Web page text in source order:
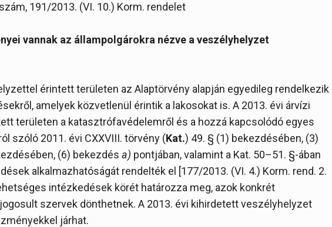
191/2013. (VI. 10.) Korm. rendelet
vannak az állampolgárokra nézve a veszélyhelyzet
érintett területen az Alaptörvény alapján egyedileg rendelkezik
amelyek közvetlenül érintik a lakosokat is. A 2013. évi árvízi
területen a katasztrófavédelemről és a hozzá kapcsolódó egyes
szóló 2011. évi CXXVIII. törvény (Kat.) 49. § (1) bekezdésében, (3)
(6) bekezdés a) pontjában, valamint a Kat. 50–51. §-ában
alkalmazhatóságát rendelték el [177/2013. (VI. 4.) Korm. rend. 2.
intézkedések körét határozza meg, azok konkrét
szervek dönthetnek. A 2013. évi kihirdetett veszélyhelyzet
járhat.